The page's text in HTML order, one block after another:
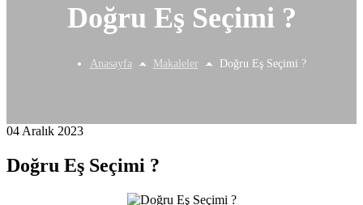
Doğru Eş Seçimi ?
Anasayfa Makaleler Doğru Eş Seçimi ?
04 Aralık 2023
Doğru Eş Seçimi ?